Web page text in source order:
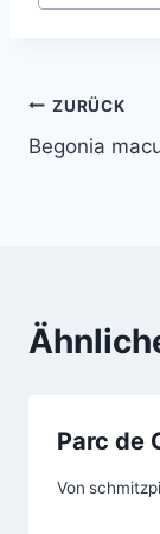
ZURÜCK
Begonia
Parc de
Von